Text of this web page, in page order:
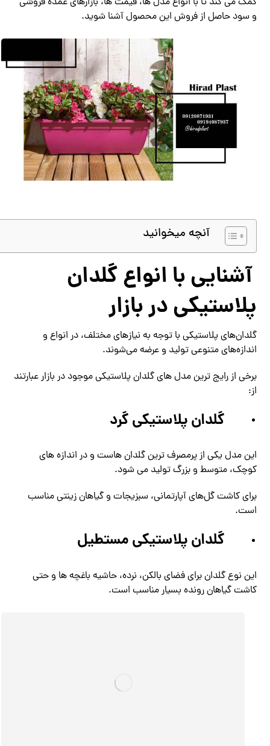
و سود حاصل از فروش این محصول آشنا شوید.
آنچه میخوانید
آشنایی با انواع گلدان
پلاستیکی در بازار
گلدان‌های پلاستیکی با توجه به نیازهای مختلف، در انواع و
اندازه‌های متنوعی تولید و عرضه می‌شوند.
برخی از رایج ترین مدل های گلدان پلاستیکی موجود در بازار عبارتند
از:
گلدان پلاستیکی گرد
این مدل یکی از پرمصرف ترین گلدان هاست و در اندازه های
کوچک، متوسط و بزرگ تولید می شود.
برای کاشت گل‌های آپارتمانی، سبزیجات و گیاهان زینتی مناسب
است.
گلدان پلاستیکی مستطیل
این نوع گلدان برای فضای بالکن، نرده، حاشیه باغچه ها و حتی
کاشت گیاهان رونده بسیار مناسب است.